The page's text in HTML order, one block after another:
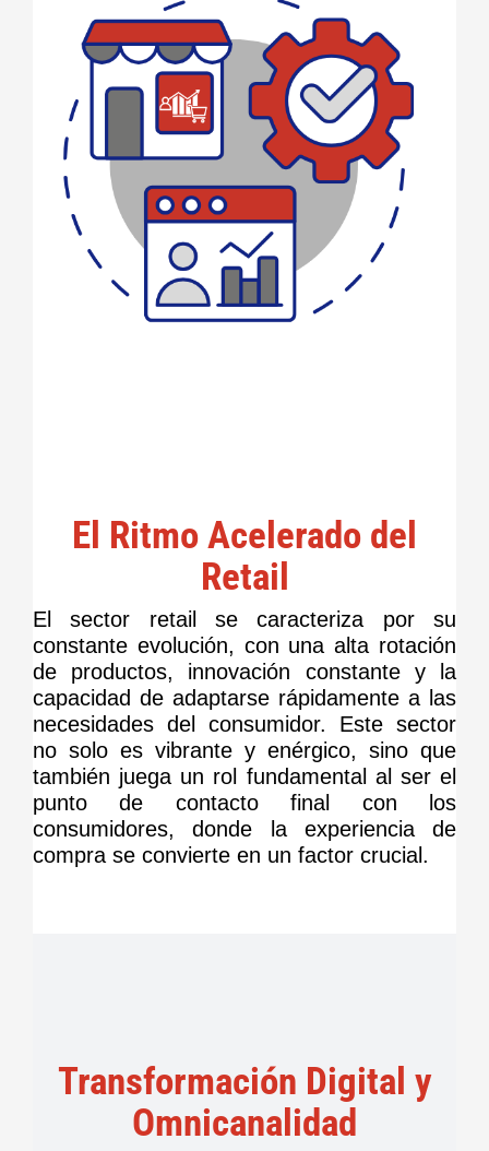
El Ritmo Acelerado del
Retail
El sector retail se caracteriza por su
constante evolución, con una alta rotación
de productos, innovación constante y la
capacidad de adaptarse rápidamente a las
necesidades del consumidor. Este sector
no solo es vibrante y enérgico, sino que
también juega un rol fundamental al ser el
punto de contacto final con los
consumidores, donde la experiencia de
compra se convierte en un factor crucial.
Transformación Digital y
Omnicanalidad